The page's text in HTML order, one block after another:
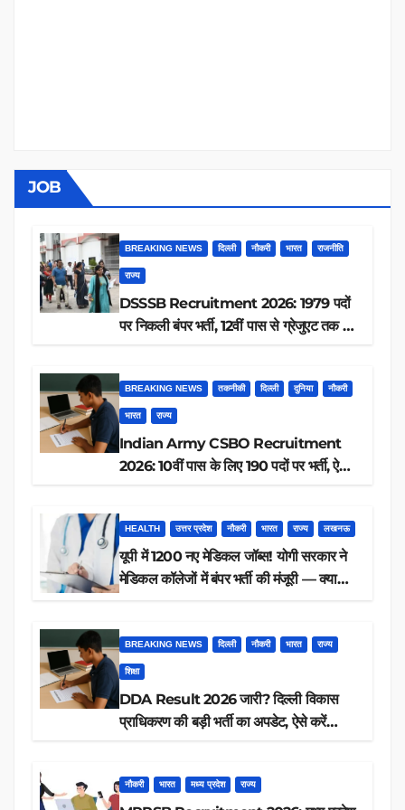
JOB
BREAKING NEWS दिल्ली नौकरी भारत राजनीति
राज्य
DSSSB Recruitment 2026: 1979 पदों
पर निकली बंपर भर्ती, 12वीं पास से ग्रेजुएट तक करें
BREAKING NEWS तकनीकी दिल्ली दुनिया नौकरी
भारत राज्य
Indian Army CSBO Recruitment
2026: 10वीं पास के लिए 190 पदों पर भर्ती, ऐसे
HEALTH उत्तर प्रदेश नौकरी भारत राज्य लखनऊ
यूपी में 1200 नए मेडिकल जॉब्स! योगी सरकार ने
मेडिकल कॉलेजों में बंपर भर्ती की मंजूरी — क्या
BREAKING NEWS दिल्ली नौकरी भारत राज्य
शिक्षा
DDA Result 2026 जारी? दिल्ली विकास
प्राधिकरण की बड़ी भर्ती का अपडेट, ऐसे करें
नौकरी भारत मध्य प्रदेश राज्य